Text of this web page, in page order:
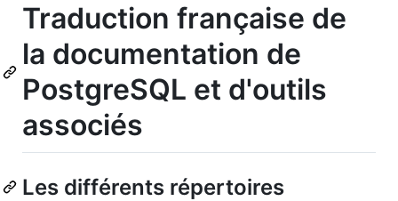
Traduction française de
la documentation de
PostgreSQL et d'outils
associés
Les différents répertoires